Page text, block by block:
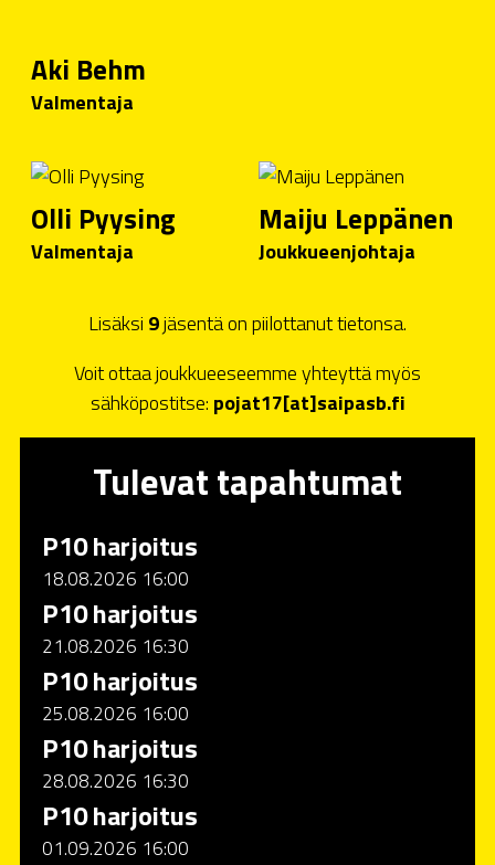
Aki Behm
Valmentaja
Olli Pyysing
Valmentaja
Maiju Leppänen
Joukkueenjohtaja
Lisäksi 9jäsentä on piilottanut tietonsa.
Voit ottaa joukkueeseemme yhteyttä myös
sähköpostitse: pojat17[at]saipasb.fi
Tulevat tapahtumat
P10 harjoitus
18.08.2026 16:00
P10 harjoitus
21.08.2026 16:30
P10 harjoitus
25.08.2026 16:00
P10 harjoitus
28.08.2026 16:30
P10 harjoitus
01.09.2026 16:00